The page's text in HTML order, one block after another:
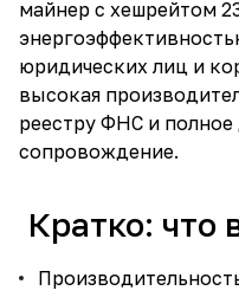
майнер с хешрейтом
юридических лиц и
высокая
реестру ФНС и
сопровождение.
Кратко: что